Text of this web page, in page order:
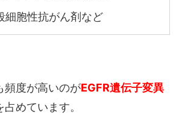
細胞性抗がん剤など
頻度が高いのがEGFR遺伝子変異
占めています。